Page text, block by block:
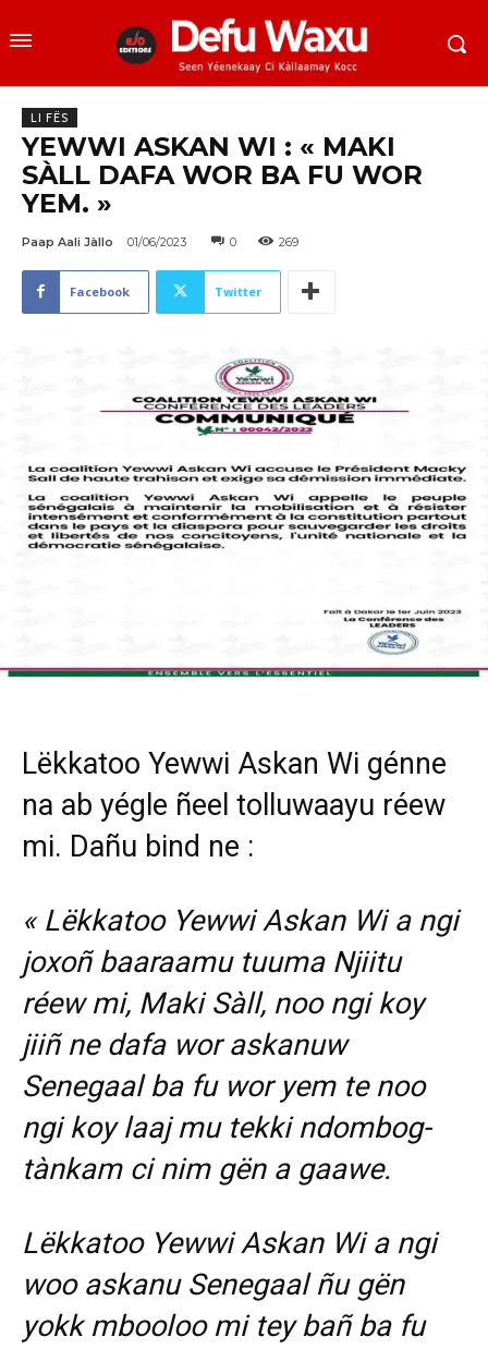
LI FËS
YEWWI ASKAN WI : « MAKI
SÀLL DAFA WOR BA FU WOR
YEM. »
Paap Aali Jàllo 01/06/2023 0 269
Facebook Twitter
Lëkkatoo Yewwi Askan Wi génne
na ab yégle ñeel tolluwaayu réew
mi. Dañu bind ne :
« Lëkkatoo Yewwi Askan Wi a ngi
joxoñ baaraamu tuuma Njiitu
réew mi, Maki Sàll, noo ngi koy
jiiñ ne dafa wor askanuw
Senegaal ba fu wor yem te noo
ngi koy laaj mu tekki ndombog-
tànkam ci nim gën a gaawe.
Lëkkatoo Yewwi Askan Wi a ngi
woo askanu Senegaal ñu gën
yokk mbooloo mi tey bañ ba fu